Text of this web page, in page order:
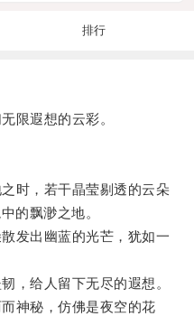
排行
遐想的云彩。
，若干晶莹剔透的云朵
的飘渺之地。
出幽蓝的光芒，犹如一
给人留下无尽的遐想。
神秘，仿佛是夜空的花